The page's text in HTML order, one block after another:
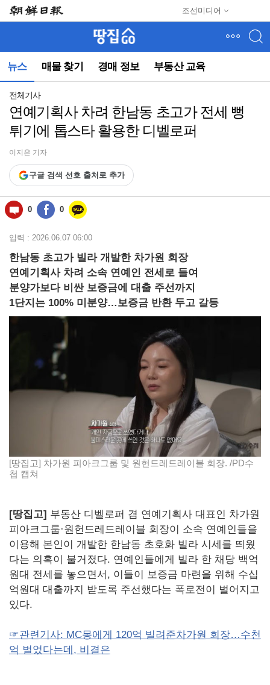
조선미디어
뉴스 매물 찾기 경매 정보 부동산 교육
뉴
(컨
동)
전체기사
연예기획사 차려 한남동 초고가 전세 뻥
튀기에 톱스타 활용한 디벨로퍼
이지은 기자
구글 검색 선호 출처로 추가
0 0
입력 : 2026.06.07 06:00
한남동 초고가 빌라 개발한 차가원 회장
연예기획사 차려 소속 연예인 전세로 들여
분양가보다 비싼 보증금에 대출 주선까지
1단지는 100% 미분양…보증금 반환 두고 갈등
[땅집고] 차가원 피아크그룹 및 원헌드레드레이블 회장. /PD수
첩 캡쳐
[땅집고] 부동산 디벨로퍼 겸 연예기획사 대표인 차가원
피아크그룹·원헌드레드레이블 회장이 소속 연예인들을
이용해 본인이 개발한 한남동 초호화 빌라 시세를 띄웠
다는 의혹이 불거졌다. 연예인들에게 빌라 한 채당 백억
원대 전세를 놓으면서, 이들이 보증금 마련을 위해 수십
억원대 대출까지 받도록 주선했다는 폭로전이 벌어지고
있다.
☞관련기사: MC몽에게 120억 빌려준차가원 회장…수천
억 벌었다는데, 비결은